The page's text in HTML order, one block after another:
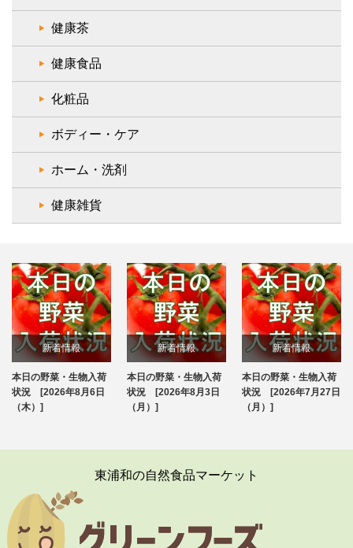
健康茶
健康食品
化粧品
ボディー・ケア
ホーム・洗剤
健康雑貨
新着情報
ブログ
本日の野菜・生物入荷
状況 [2026年8月6日
（木）]
新着情報
ブログ
本日の野菜・生物入荷
状況 [2026年8月3日
（月）]
新着情報
ブログ
本日の野菜・生物入荷
状況 [2026年7月27日
（月）]
東浦和の自然食品マーケット